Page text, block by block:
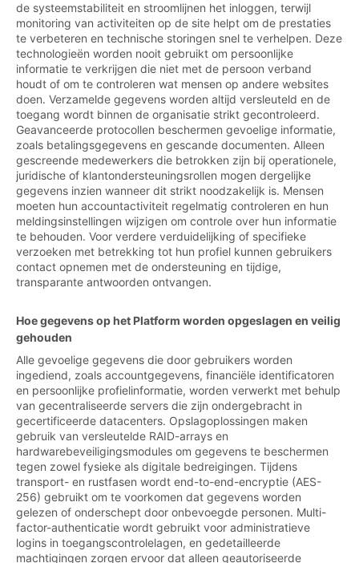
de systeemstabiliteit en stroomlijnen het inloggen, terwijl
monitoring van activiteiten op de site helpt om de prestaties
te verbeteren en technische storingen snel te verhelpen. Deze
technologieën worden nooit gebruikt om persoonlijke
informatie te verkrijgen die niet met de persoon verband
houdt of om te controleren wat mensen op andere websites
doen. Verzamelde gegevens worden altijd versleuteld en de
toegang wordt binnen de organisatie strikt gecontroleerd.
Geavanceerde protocollen beschermen gevoelige informatie,
zoals betalingsgegevens en gescande documenten. Alleen
gescreende medewerkers die betrokken zijn bij operationele,
juridische of klantondersteuningsrollen mogen dergelijke
gegevens inzien wanneer dit strikt noodzakelijk is. Mensen
moeten hun accountactiviteit regelmatig controleren en hun
meldingsinstellingen wijzigen om controle over hun informatie
te behouden. Voor verdere verduidelijking of specifieke
verzoeken met betrekking tot hun profiel kunnen gebruikers
contact opnemen met de ondersteuning en tijdige,
transparante antwoorden ontvangen.
Hoe gegevens op het Platform worden opgeslagen en veilig
gehouden
Alle gevoelige gegevens die door gebruikers worden
ingediend, zoals accountgegevens, financiële identificatoren
en persoonlijke profielinformatie, worden verwerkt met behulp
van gecentraliseerde servers die zijn ondergebracht in
gecertificeerde datacenters. Opslagoplossingen maken
gebruik van versleutelde RAID-arrays en
hardwarebeveiligingsmodules om gegevens te beschermen
tegen zowel fysieke als digitale bedreigingen. Tijdens
transport- en rustfasen wordt end-to-end-encryptie (AES-
256) gebruikt om te voorkomen dat gegevens worden
gelezen of onderschept door onbevoegde personen. Multi-
factor-authenticatie wordt gebruikt voor administratieve
logins in toegangscontrolelagen, en gedetailleerde
machtigingen zorgen ervoor dat alleen geautoriseerde